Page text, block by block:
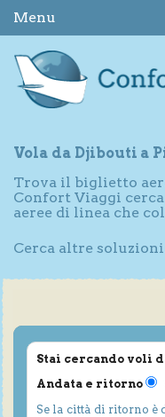
Menu
Vola da Djibouti a
Trova il biglietto
Confort Viaggi
aeree di linea che
Cerca altre
Stai cercando voli
Andata e ritorno
Se la città di ritorno è